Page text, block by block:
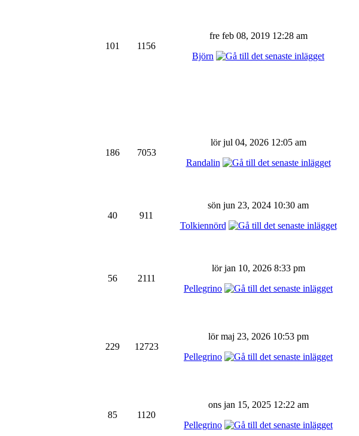
101 1156
fre feb 08, 2019 12:28 am
Björn
186 7053
lör jul 04, 2026 12:05 am
Randalin
40 911
sön jun 23, 2024 10:30 am
Tolkiennörd
56 2111
lör jan 10, 2026 8:33 pm
Pellegrino
229 12723
lör maj 23, 2026 10:53 pm
Pellegrino
85 1120
ons jan 15, 2025 12:22 am
Pellegrino